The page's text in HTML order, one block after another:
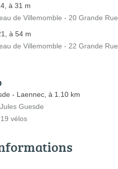
à 31 m
de Villemomble - 20 Grande Rue
à 54 m
de Villemomble - 22 Grande Rue
- Laennec, à 1.10 km
Guesde
vélos